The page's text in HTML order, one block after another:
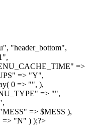
"header_bottom",
=>
=> "Y",
0 => "", ),
=> "",
=> $MESS ),
=> "N" ) );?>